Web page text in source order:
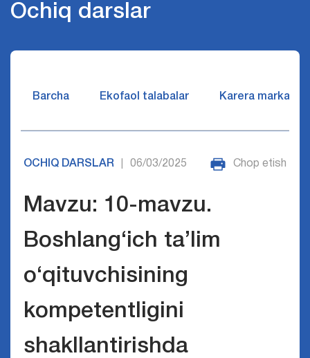
Ochiq darslar
Barcha Ekofaol talabalar Karera markazi
OCHIQ DARSLAR 06/03/2025 Chop etish
Mavzu: 10-mavzu.
Boshlang‘ich ta’lim
o‘qituvchisining
kompetentligini
shakllantirishda